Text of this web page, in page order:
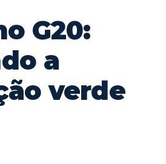
G20:
a
verde